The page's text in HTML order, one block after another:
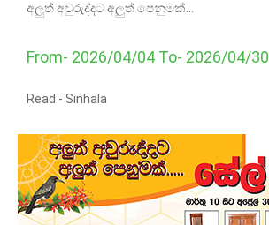
අලුත් අවුරුද්දට අලුත් පෙනුමක්...
From- 2026/04/04 To- 2026/04/30
Read - Sinhala